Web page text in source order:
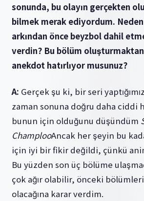
sonunda, bu olayın gerçekten
bilmek merak ediyordum.
arkından önce beyzbol dahil
verdin? Bu bölüm
anekdot hatırlıyor musunuz?
A: Gerçek şu ki, bir seri
zaman sonuna doğru daha ciddi
bunun için olduğunu düşündüm
ChamplooAncak her şeyin bu
için iyi bir fikir değildi, çünkü
Bu yüzden son üç bölüme
çok ağır olabilir, önceki
olacağına karar verdim.